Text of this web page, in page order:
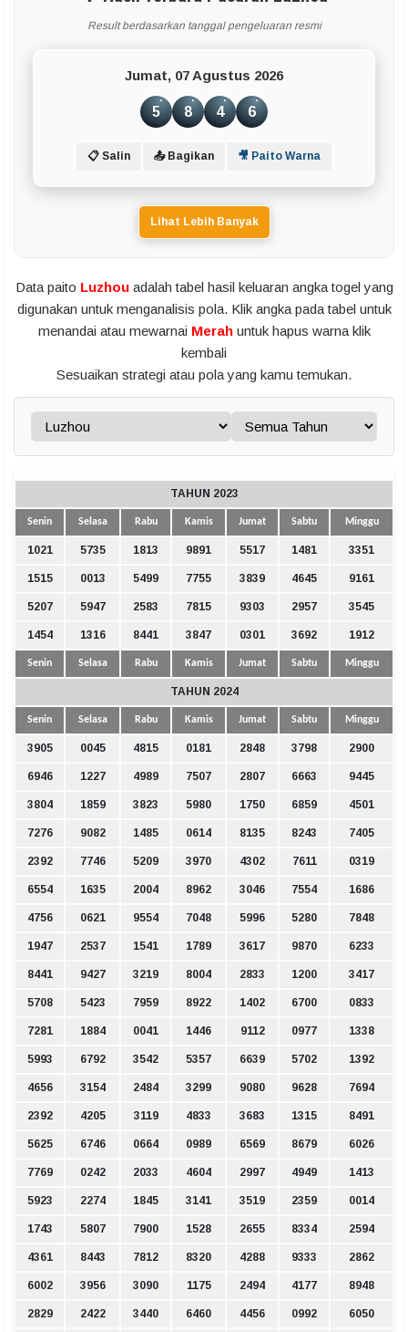
Result berdasarkan tanggal pengeluaran resmi
Jumat, 07 Agustus 2026
5 8 4 6
📋 Salin 📤 Bagikan 🎥 Paito Warna
Lihat Lebih Banyak
Data paito Luzhouadalah tabel hasil keluaran angka togel yang
digunakan untuk menganalisis pola. Klik angka pada tabel untuk
menandai atau mewarnai Merahuntuk hapus warna klik
kembali
Sesuaikan strategi atau pola yang kamu temukan.
TAHUN 2023
Senin Selasa Rabu Kamis Jumat Sabtu Minggu
1021 5735 1813 9891 5517 1481 3351
1515 0013 5499 7755 3839 4645 9161
5207 5947 2583 7815 9303 2957 3545
1454 1316 8441 3847 0301 3692 1912
Senin Selasa Rabu Kamis Jumat Sabtu Minggu
TAHUN 2024
Senin Selasa Rabu Kamis Jumat Sabtu Minggu
3905 0045 4815 0181 2848 3798 2900
6946 1227 4989 7507 2807 6663 9445
3804 1859 3823 5980 1750 6859 4501
7276 9082 1485 0614 8135 8243 7405
2392 7746 5209 3970 4302 7611 0319
6554 1635 2004 8962 3046 7554 1686
4756 0621 9554 7048 5996 5280 7848
1947 2537 1541 1789 3617 9870 6233
8441 9427 3219 8004 2833 1200 3417
5708 5423 7959 8922 1402 6700 0833
7281 1884 0041 1446 9112 0977 1338
5993 6792 3542 5357 6639 5702 1392
4656 3154 2484 3299 9080 9628 7694
2392 4205 3119 4833 3683 1315 8491
5625 6746 0664 0989 6569 8679 6026
7769 0242 2033 4604 2997 4949 1413
5923 2274 1845 3141 3519 2359 0014
1743 5807 7900 1528 2655 8334 2594
4361 8443 7812 8320 4288 9333 2862
6002 3956 3090 1175 2494 4177 8948
2829 2422 3440 6460 4456 0992 6050